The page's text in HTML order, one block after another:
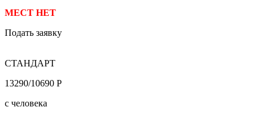
МЕСТ НЕТ
Подать заявку
СТАНДАРТ
13290/10690 Р
с человека